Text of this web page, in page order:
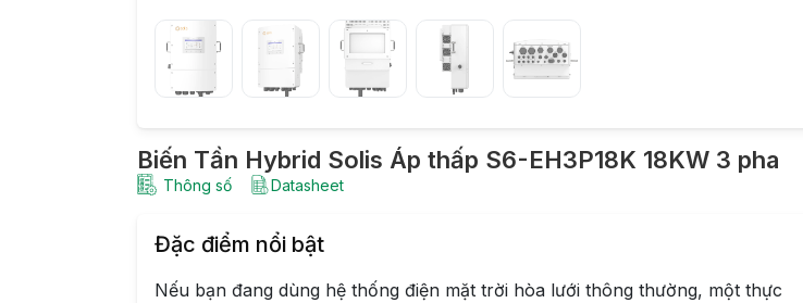
Biến Tần Hybrid Solis Áp thấp S6-EH3P18K 18KW 3 pha
Thông số Datasheet
Đặc điểm nổi bật
Nếu bạn đang dùng hệ thống điện mặt trời hòa lưới thông thường, một thực